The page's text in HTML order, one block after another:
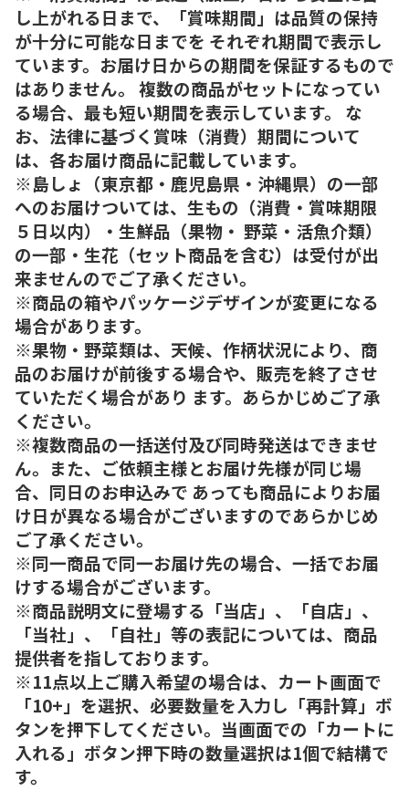
し上がれる日まで、「賞味期間」は品質の保持
が十分に可能な日までを それぞれ期間で表示し
ています。お届け日からの期間を保証するもので
はありません。 複数の商品がセットになってい
る場合、最も短い期間を表示しています。 な
お、法律に基づく賞味（消費）期間について
は、各お届け商品に記載しています。
※島しょ（東京都・鹿児島県・沖縄県）の一部
へのお届けついては、生もの（消費・賞味期限
５日以内）・生鮮品（果物・ 野菜・活魚介類）
の一部・生花（セット商品を含む）は受付が出
来ませんのでご了承ください。
※商品の箱やパッケージデザインが変更になる
場合があります。
※果物・野菜類は、天候、作柄状況により、商
品のお届けが前後する場合や、販売を終了させ
ていただく場合があり ます。あらかじめご了承
ください。
※複数商品の一括送付及び同時発送はできませ
ん。また、ご依頼主様とお届け先様が同じ場
合、同日のお申込みで あっても商品によりお届
け日が異なる場合がございますのであらかじめ
ご了承ください。
※同一商品で同一お届け先の場合、一括でお届
けする場合がございます。
※商品説明文に登場する「当店」、「自店」、
「当社」、「自社」等の表記については、商品
提供者を指しております。
※11点以上ご購入希望の場合は、カート画面で
「10+」を選択、必要数量を入力し「再計算」ボ
タンを押下してください。当画面での「カートに
入れる」ボタン押下時の数量選択は1個で結構で
す。